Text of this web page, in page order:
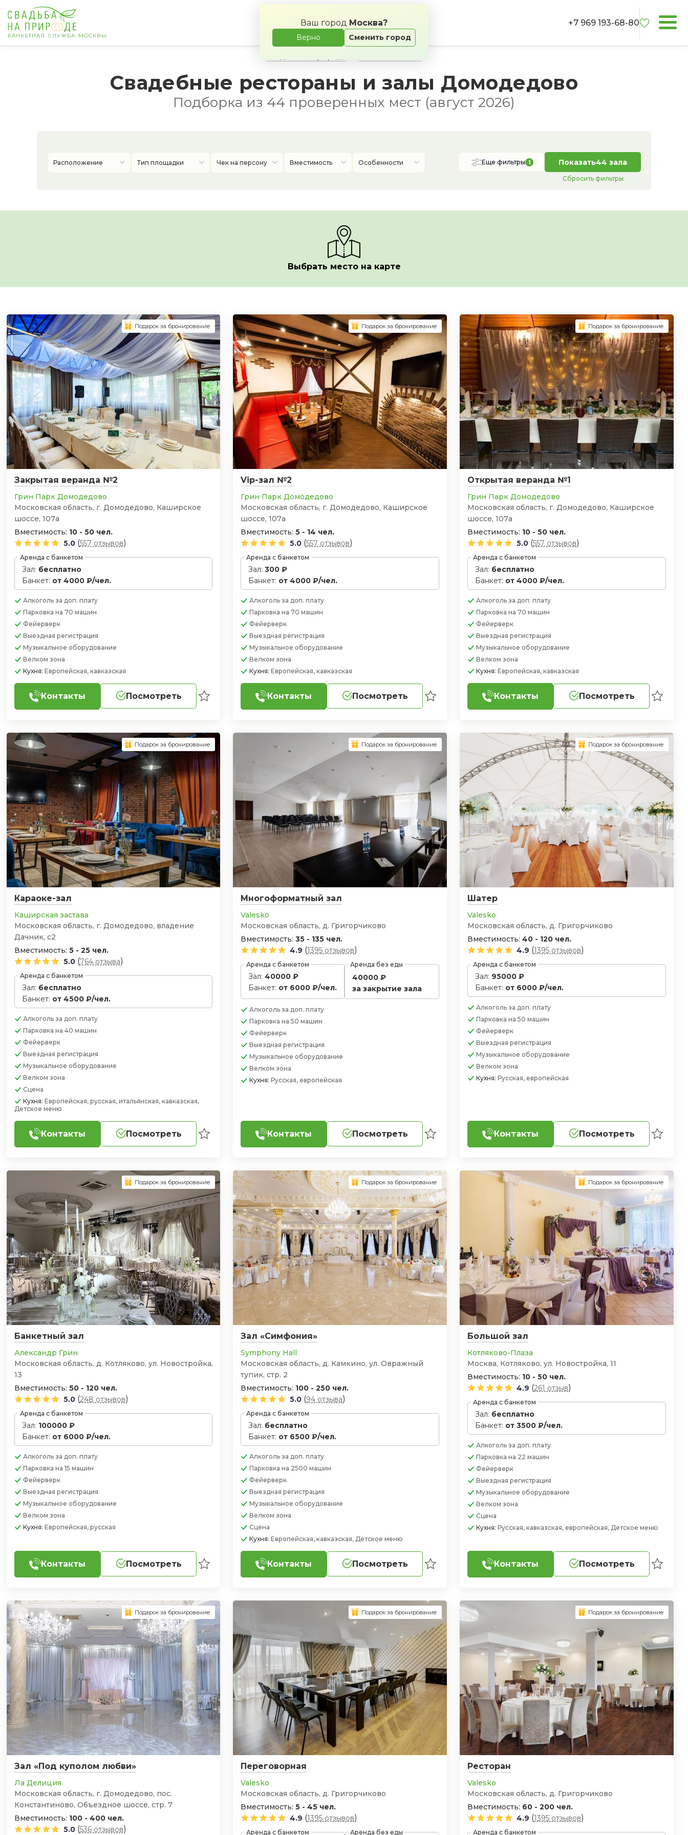
Ваш город Москва?
Верно Сменить город
БАНКЕТНАЯ СЛУЖБА МОСКВЫ
Выпускной
+7 969 193-68-80
Свадебные рестораны и залы Домодедово
Подборка из 44 проверенных мест (август 2026)
Расположение Тип площадки Чек на персону Вместимость Особенности Еще фильтры 1 Показать44 зала
Сбросить фильтры
Выбрать место на карте
Закрытая веранда №2
Грин Парк Домодедово
Московская область, г. Домодедово, Каширское
шоссе, 107а
Вместимость: 10 - 50 чел.
5.0 (557 отзывов)
Аренда с банкетом
Зал: бесплатно
Банкет: от 4000 ₽/чел.
Алкоголь за доп. плату
Парковка на 70 машин
Фейерверк
Выездная регистрация
Музыкальное оборудование
Велком зона
Кухня: Европейская, кавказская
Контакты Посмотреть
Подарок за бронирование
Vip-зал №2
Грин Парк Домодедово
Московская область, г. Домодедово, Каширское
шоссе, 107а
Вместимость:5 - 14 чел.
5.0 (557 отзывов)
Аренда с банкетом
Зал:300 ₽
Банкет: от 4000 ₽/чел.
Алкогольза доп. плату
Парковкана 70 машин
Фейерверк
Выездная регистрация
Музыкальное оборудование
Велком зона
Кухня:Европейская, кавказская
Контакты Посмотреть
Подарок за бронирование
Открытая веранда №1
Грин Парк Домодедово
Московская область, г. Домодедово, Каширское
шоссе, 107а
Вместимость: 10 - 50 чел.
5.0 (557 отзывов)
Аренда с банкетом
Зал: бесплатно
Банкет: от 4000 ₽/чел.
Алкогольза доп. плату
Парковкана 70 машин
Фейерверк
Выездная регистрация
Музыкальное оборудование
Велком зона
Кухня:Европейская, кавказская
Контакты Посмотреть
Подарок за бронирование
Караоке-зал
Каширская застава
Московская область, г. Домодедово, владение
Дачник, с2
Вместимость: 5 - 25 чел.
5.0 (764 отзыва)
Аренда с банкетом
Зал: бесплатно
Банкет: от 4500 ₽/чел.
Алкоголь за доп. плату
Парковка на 40 машин
Фейерверк
Выездная регистрация
Музыкальное оборудование
Велком зона
Сцена
Кухня: Европейская, русская, итальянская, кавказская,
Детское меню
Контакты Посмотреть
Подарок за бронирование
Многоформатный зал
Valesko
Московская область, д. Григорчиково
Вместимость:35 - 135 чел.
4.9 (1395 отзывов)
Аренда с банкетом
Зал:40000 ₽
Банкет: от 6000 ₽/чел.
Аренда без еды
40000 ₽
за закрытие зала
Алкогольза доп. плату
Парковкана 50 машин
Фейерверк
Выездная регистрация
Музыкальное оборудование
Велком зона
Кухня:Русская, европейская
Контакты Посмотреть
Подарок за бронирование
Шатер
Valesko
Московская область, д. Григорчиково
Вместимость:40 - 120 чел.
4.9 (1395 отзывов)
Аренда с банкетом
Зал: 95000 ₽
Банкет: от 6000 ₽/чел.
Алкогольза доп. плату
Парковкана 50 машин
Фейерверк
Выездная регистрация
Музыкальное оборудование
Велком зона
Кухня:Русская, европейская
Контакты Посмотреть
Подарок за бронирование
Банкетный зал
Александр Грин
Московская область, д. Котляково, ул. Новостройка,
13
Вместимость: 50 - 120 чел.
5.0 (248 отзывов)
Аренда с банкетом
Зал: 100000 ₽
Банкет: от 6000 ₽/чел.
Алкоголь за доп. плату
Парковка на 15 машин
Фейерверк
Выездная регистрация
Музыкальное оборудование
Велком зона
Кухня: Европейская, русская
Контакты Посмотреть
Подарок за бронирование
Зал «Симфония»
Symphony Hall
Московская область, д. Камкино, ул. Овражный
тупик, стр. 2
Вместимость: 100 - 250 чел.
5.0 (94 отзыва)
Аренда с банкетом
Зал: бесплатно
Банкет: от 6500 ₽/чел.
Алкогольза доп. плату
Парковкана 2500 машин
Фейерверк
Выездная регистрация
Музыкальное оборудование
Велком зона
Сцена
Кухня:Европейская, кавказская, Детское меню
Контакты Посмотреть
Подарок за бронирование
Большой зал
Котляково-Плаза
Москва, Котляково, ул. Новостройка, 11
Вместимость: 10 - 50 чел.
4.9 (261 отзыв)
Аренда с банкетом
Зал: бесплатно
Банкет: от 3500 ₽/чел.
Алкогольза доп. плату
Парковкана 22 машин
Фейерверк
Выездная регистрация
Музыкальное оборудование
Велком зона
Сцена
Кухня:Русская, кавказская, европейская, Детское меню
Контакты Посмотреть
Подарок за бронирование
Зал «Под куполом любви»
Ла Делиция
Московская область, г. Домодедово, пос.
Константиново, Объездное шоссе, стр. 7
Вместимость: 100 - 400 чел.
5.0 (536 отзывов)
Подарок за бронирование
Переговорная
Valesko
Московская область, д. Григорчиково
Вместимость:5 - 45 чел.
4.9 (1395 отзывов)
Аренда с банкетом Аренда без еды
Подарок за бронирование
Ресторан
Valesko
Московская область, д. Григорчиково
Вместимость: 60 - 200 чел.
4.9 (1395 отзывов)
Аренда с банкетом
Подарок за бронирование